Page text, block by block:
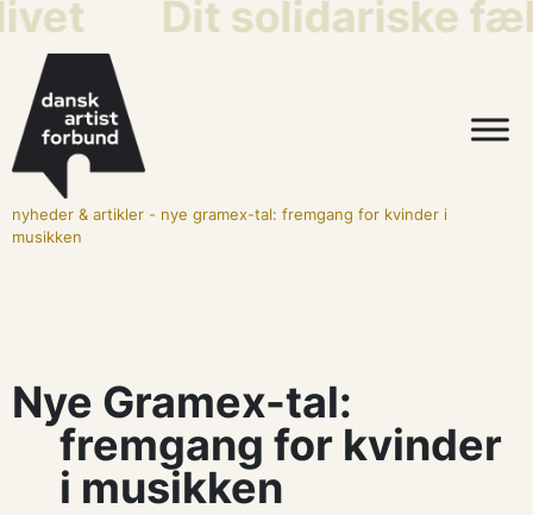
Dit solidariske
nyheder & artikler- nye gramex-tal: fremgang for kvinder i
musikken
Nye Gramex-tal:
fremgang for kvinder
i musikken